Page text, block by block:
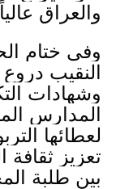
والعراق
وفي ختام
النقيب دروع
وشهادات
المدارس
لعطائها
تعزيز ثقافة
بين طلبة